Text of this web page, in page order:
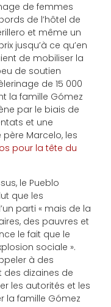
de femmes
de l’hôtel de
et même un
jusqu’à ce qu’en
de mobiliser la
de soutien
de 15 000
la famille Gómez
par le biais de
et une
Marcelo, les
pour la tête du
le Pueblo
que les
parti « mais de la
des pauvres et
le fait que le
sociale ».
à des
des dizaines de
les autorités et les
la famille Gómez